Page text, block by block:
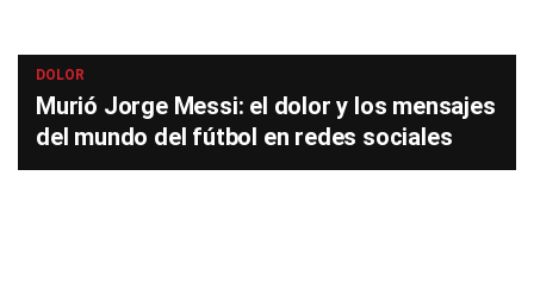
DOLOR
Murió Jorge Messi: el dolor y los mensajes
del mundo del fútbol en redes sociales